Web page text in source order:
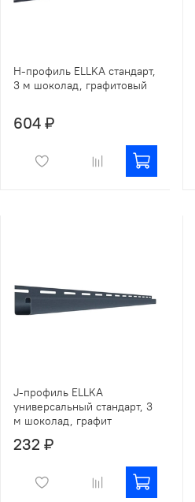
Н-профиль ELLKA стандарт,
3 м шоколад, графитовый
604 ₽
J-профиль ELLKA
универсальный стандарт, 3
м шоколад, графит
232 ₽